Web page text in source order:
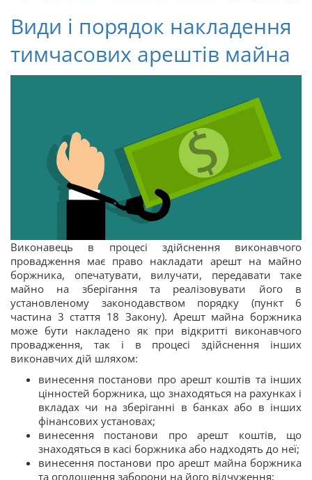
Види і порядок накладення
тимчасових арештів майна
Виконавець в процесі здійснення виконавчого
провадження має право накладати арешт на майно
боржника, опечатувати, вилучати, передавати таке
майно на зберігання та реалізовувати його в
установленому законодавством порядку (пункт 6
частина 3 стаття 18 Закону). Арешт майна боржника
може бути накладено як при відкритті виконавчого
провадження, так і в процесі здійснення інших
виконавчих дій шляхом:
винесення постанови про арешт коштів та інших
цінностей боржника, що знаходяться на рахунках і
вкладах чи на зберіганні в банках або в інших
фінансових установах;
винесення постанови про арешт коштів, що
знаходяться в касі боржника або надходять до неї;
винесення постанови про арешт майна боржника
та оголошення заборони на його відчуження;